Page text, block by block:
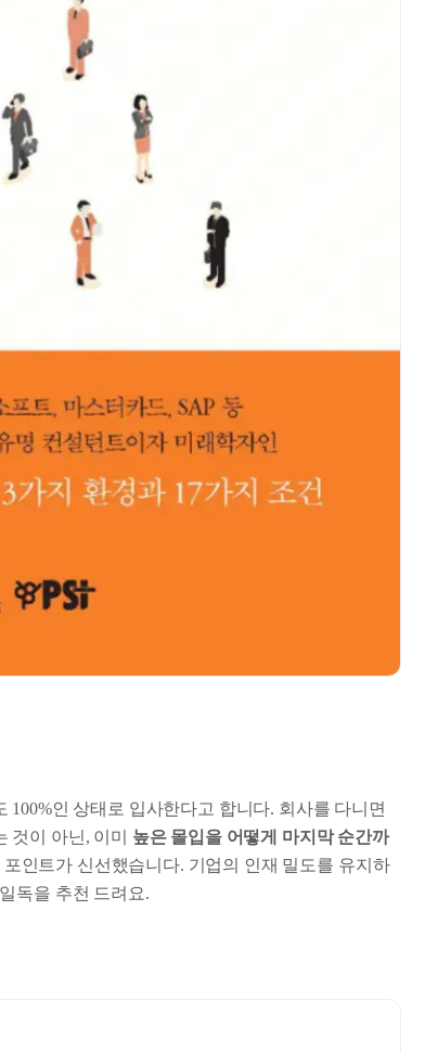
인 상태로 입사한다고 합니다. 회사를 다니면
것이 아닌, 이미 높은 몰입을 어떻게 마지막 순간까
인트가 신선했습니다. 기업의 인재 밀도를 유지하
독을 추천 드려요.